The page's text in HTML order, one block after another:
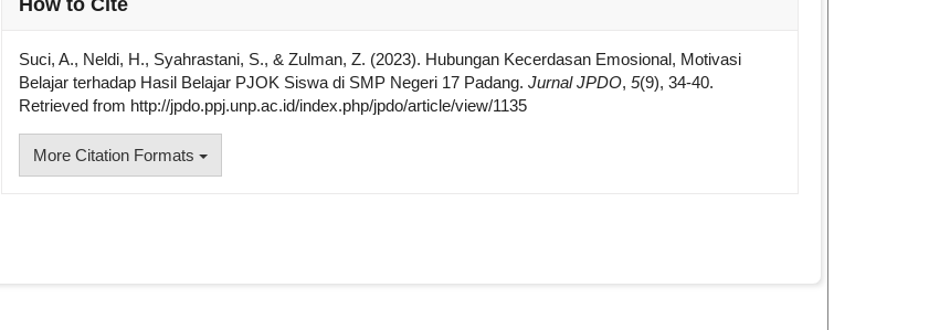
How to Cite
Suci, A., Neldi, H., Syahrastani, S., & Zulman, Z. (2023). Hubungan Kecerdasan Emosional, Motivasi
Belajar terhadap Hasil Belajar PJOK Siswa di SMP Negeri 17 Padang. Jurnal JPDO, 5(9), 34-40.
Retrieved from http://jpdo.ppj.unp.ac.id/index.php/jpdo/article/view/1135
More Citation Formats